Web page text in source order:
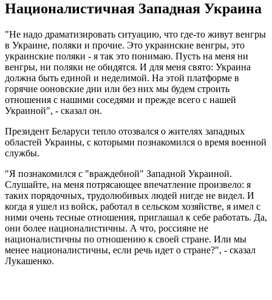
Националистичная Западная Украина
"Не надо драматизировать ситуацию, что где-то живут венгры
в Украине, поляки и прочие. Это украинские венгры, это
украинские поляки - я так это понимаю. Пусть на меня ни
венгры, ни поляки не обидятся. И для меня свято: Украина
должна быть единой и неделимой. На этой платформе в
горячие ооновские дни или без них мы будем строить
отношения с нашими соседями и прежде всего с нашей
Украиной", - сказал он.
Президент Беларуси тепло отозвался о жителях западных
областей Украины, с которыми познакомился о время военной
службы.
"Я познакомился с "враждебной" Западной Украиной.
Слушайте, на меня потрясающее впечатление произвело: я
таких порядочных, трудолюбивых людей нигде не видел. И
когда я ушел из войск, работал в сельском хозяйстве, я имел с
ними очень тесные отношения, приглашал к себе работать. Да,
они более националистичны. А что, россияне не
националистичны по отношению к своей стране. Или мы
менее националистичны, если речь идет о стране?", - сказал
Лукашенко.